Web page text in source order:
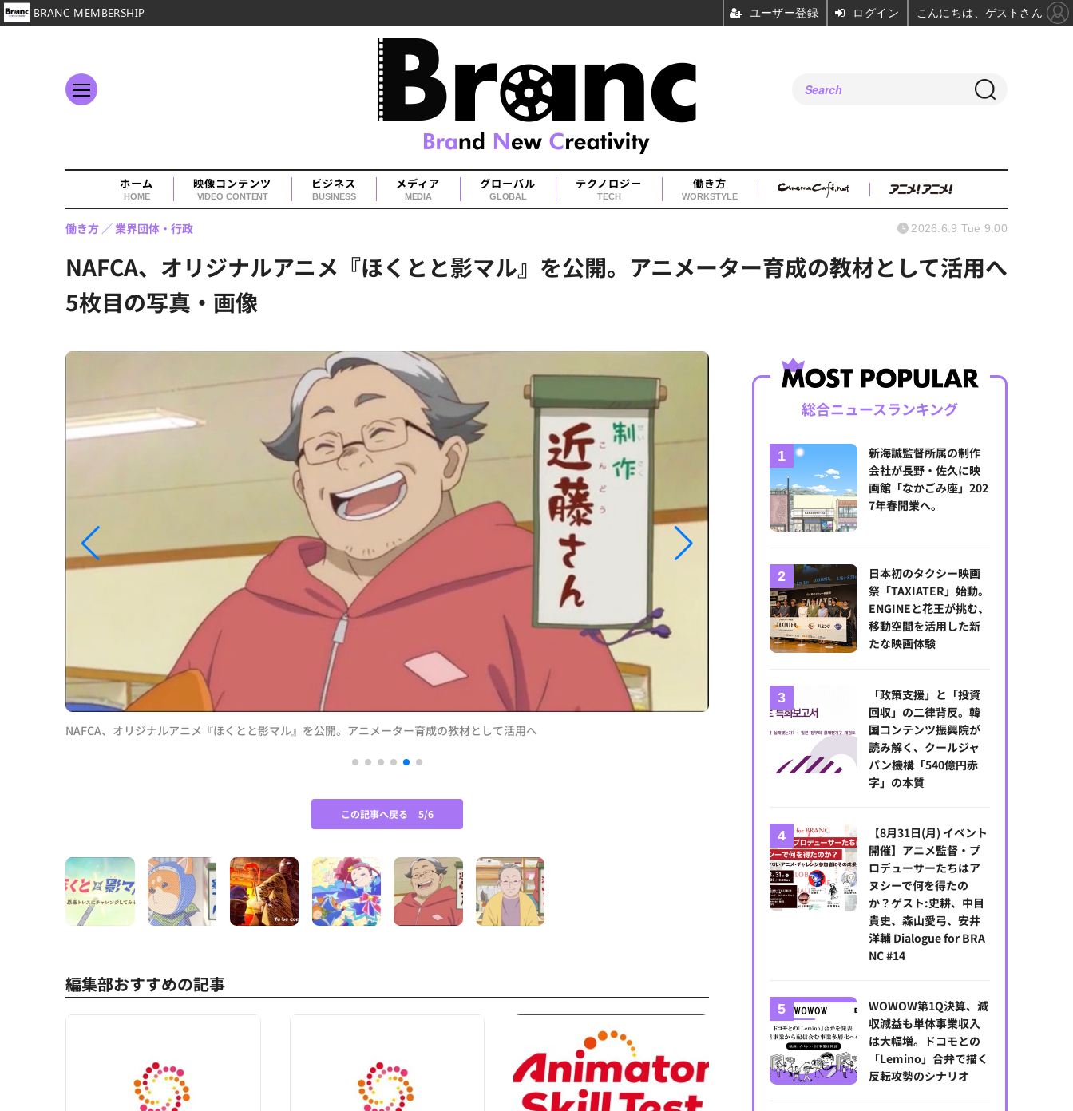
ホーム
HOME
映像コンテンツ
VIDEO CONTENT
ビジネス
BUSINESS
メディア
MEDIA
グローバル
GLOBAL
テクノロジー
TECH
働き方
WORKSTYLE
NAFCA、オリジナルアニメ『ほくとと影マル』を公開。アニメーター育成の教材として活用へ
5枚目の写真・画像
働き方 業界団体・行政 2026.6.9 Tue 9:00
NAFCA、オリジナルアニメ『ほくとと影マル』を公開。アニメーター育成の教材として活用へ NAFCA、オリジナルアニメ『ほくとと影マル』を公開。アニメーター
この記事へ戻る 5/6
編集部おすすめの記事
総合ニュースランキング
新海誠監督所属の制作
会社が長野・佐久に映
画館「なかごみ座」202
7年春開業へ。
日本初のタクシー映画
祭「TAXIATER」始動。
ENGINEと花王が挑む、
移動空間を活用した新
たな映画体験
「政策支援」と「投資
回収」の二律背反。韓
国コンテンツ振興院が
読み解く、クールジャ
パン機構「540億円赤
字」の本質
【8月31日(月) イベント
開催】アニメ監督・プ
ロデューサーたちはア
ヌシーで何を得たの
か？ゲスト:史耕、中目
貴史、森山愛弓、安井
洋輔 Dialogue for BRA
NC #14
WOWOW第1Q決算、減
収減益も単体事業収入
は大幅増。ドコモとの
「Lemino」合弁で描く
反転攻勢のシナリオ
BRANC MEMBERSHIP ユーザー登録 ログイン こんにちは、ゲストさん